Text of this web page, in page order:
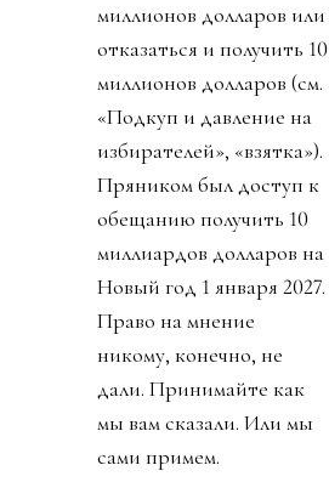
миллионов долларов или
отказаться и получить 10
миллионов долларов (см.
«Подкуп и давление на
избирателей», «взятка»).
Пряником был доступ к
обещанию получить 10
миллиардов долларов на
Новый год 1 января 2027.
Право на мнение
никому, конечно, не
дали. Принимайте как
мы вам сказали. Или мы
сами примем.